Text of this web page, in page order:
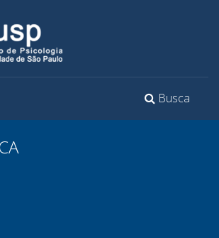
Toggle
Busca